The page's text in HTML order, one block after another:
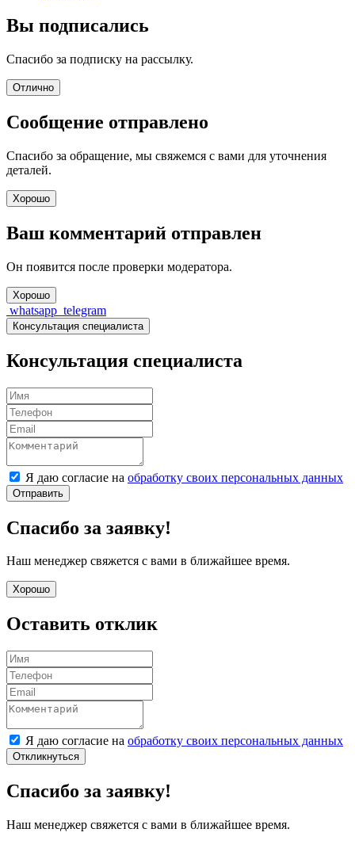
Вы подписались
Спасибо за подписку на рассылку.
Отлично
Сообщение отправлено
Спасибо за обращение, мы свяжемся с вами для уточнения
деталей.
Хорошо
Ваш комментарий отправлен
Он появится после проверки модератора.
Хорошо
whatsapp telegram
Консультация специалиста
Консультация специалиста
Я даю согласие на обработку своих персональных данных
Отправить
Спасибо за заявку!
Наш менеджер свяжется с вами в ближайшее время.
Хорошо
Оставить отклик
Я даю согласие на обработку своих персональных данных
Откликнуться
Спасибо за заявку!
Наш менеджер свяжется с вами в ближайшее время.